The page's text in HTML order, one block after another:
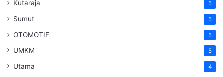
Kutaraja 5
Sumut 5
OTOMOTIF 5
UMKM 5
Utama 4